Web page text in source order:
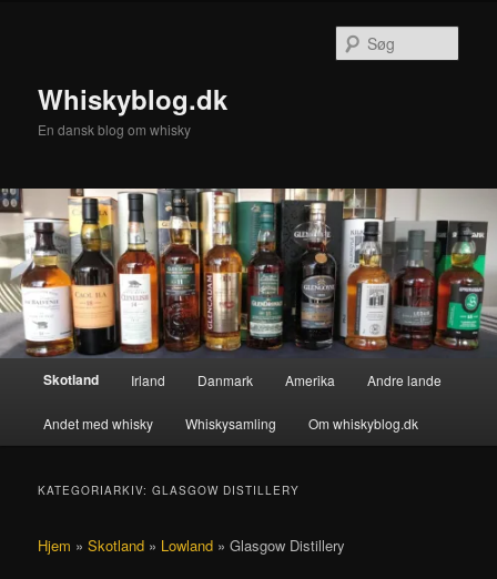
Whiskyblog.dk
En dansk blog om whisky
Hovedmenu
Skotland Irland Danmark Amerika Andre lande
Andet med whisky Whiskysamling Om whiskyblog.dk
KATEGORIARKIV:GLASGOW DISTILLERY
Hjem »Skotland » Lowland »Glasgow Distillery